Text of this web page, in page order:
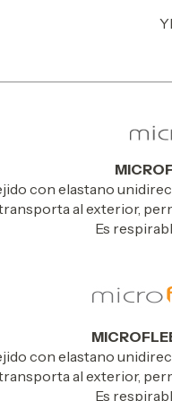
con elastano
al exterior,
Es
con elastano
al exterior,
Es